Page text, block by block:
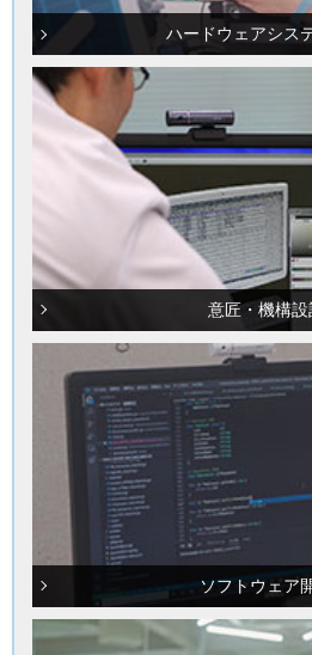
ハードウェアシス
意匠・機構設
ソフトウェア